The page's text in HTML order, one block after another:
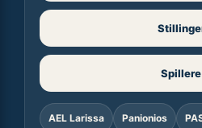
Spillere
AEL Larissa Panionios